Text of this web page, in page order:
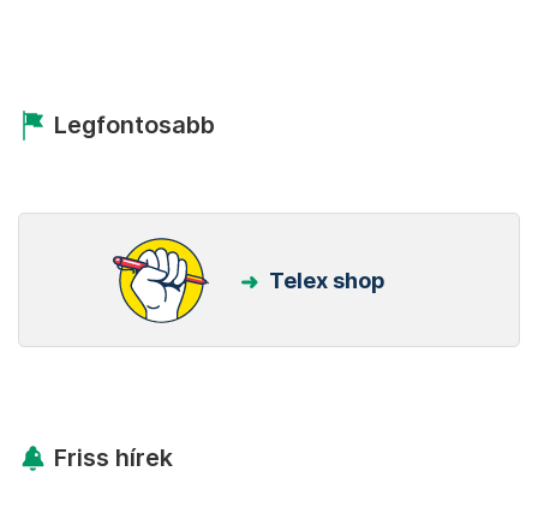
Legfontosabb
Telex shop
Friss hírek